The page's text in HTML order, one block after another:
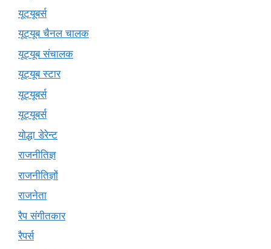
यूटयूबर्स
यूट्यूब चैनल चालक
यूट्यूब संचालक
यूट्यूब स्टार
यूट्यूबर्स
यूट्‍यूबर्स
योद्धा डेरेन्ट
राजनीतिज्ञ
राजनीतिज्ञों
राजनेता
रैप संगीतकार
रैपर्स